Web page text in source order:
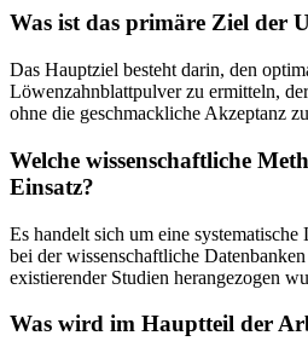
Was ist das primäre Ziel der
Das Hauptziel besteht darin, den
Löwenzahnblattpulver zu ermitteln,
ohne die geschmackliche Akzeptanz
Welche wissenschaftliche
Einsatz?
Es handelt sich um eine
bei der wissenschaftliche
existierender Studien herangezogen
Was wird im Hauptteil der